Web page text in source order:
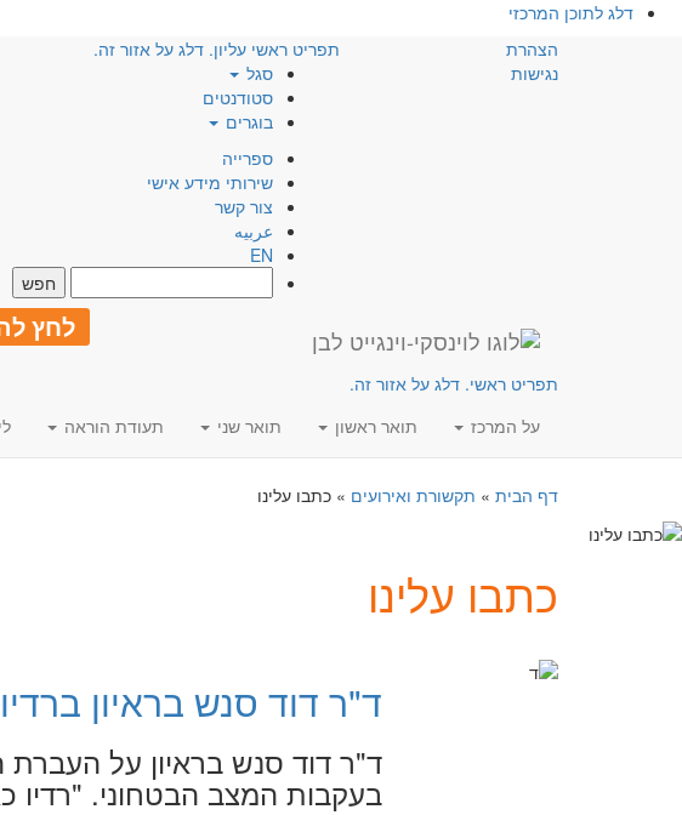
דלג לתוכן המרכזי
הצהרת
נגישות
תפריט ראשי עליון. דלג על אזור זה.
סגל
סטודנטים
בוגרים
ספרייה
שירותי מידע אישי
צור קשר
عربيه
EN
לחץ
תפריט ראשי. דלג על אזור זה.
על המרכז
תואר ראשון תואר שני תעודת הוראה
דף הבית » תקשורת ואירועים » כתבו עלינו
כתבו עלינו
ד"ר דוד סנש בראיון
ד"ר דוד סנש בראיון על העברת
בעקבות המצב הבטחוני. "רדיו כאן ב",